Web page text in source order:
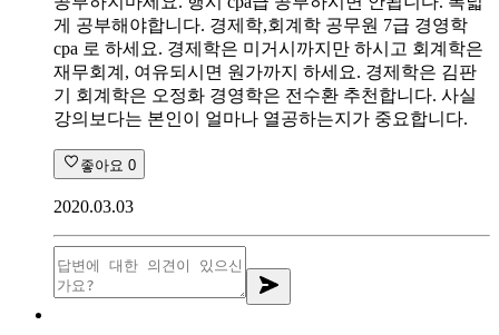
게 공부해야합니다. 경제학,회계학 공무원 7급 경영학
cpa 로 하세요. 경제학은 미거시까지만 하시고 회계학은
재무회계, 여유되시면 원가까지 하세요. 경제학은 김판
기 회계학은 오정화 경영학은 전수환 추천합니다. 사실
강의보다는 본인이 얼마나 열공하는지가 중요합니다.
좋아요 0
2020.03.03